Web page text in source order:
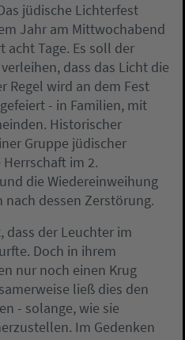
jüdische Lichterfest
Jahr am Mittwochabend
acht Tage. Es soll der
dass das Licht die
Regel wird an dem Fest
- in Familien, mit
Historischer
Gruppe jüdischer
Herrschaft im 2.
die Wiedereinweihung
dessen Zerstörung.
dass der Leuchter im
Doch in ihrem
nur noch einen Krug
ließ dies den
- solange, wie sie
Im Gedenken